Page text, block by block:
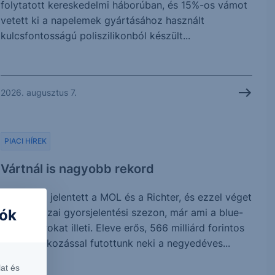
folytatott kereskedelmi háborúban, és 15%-os vámot
vetett ki a napelemek gyártásához használt
kulcsfontosságú poliszilikonból készült...
2026. augusztus 7.
Vártnál is nagyobb rekord
PIACI HÍREK
Ma reggel jelentett a MOL és a Richter, és ezzel véget
is ért a hazai gyorsjelentési szezon, már ami a blue-
chip papírokat illeti. Eleve erős, 566 milliárd forintos
profitvárakozással futottunk neki a negyedéves...
és